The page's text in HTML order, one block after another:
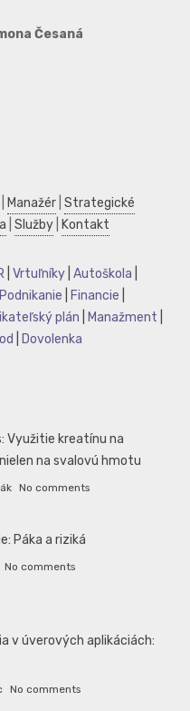
Česaná
Manažér Strategické
Služby Kontakt
Vrtuľníky Autoškola
Podnikanie Financie
plán Manažment
Dovolenka
Využitie kreatínu na
na svalovú hmotu
No comments
Páka a riziká
No comments
v úverových aplikáciách:
No comments